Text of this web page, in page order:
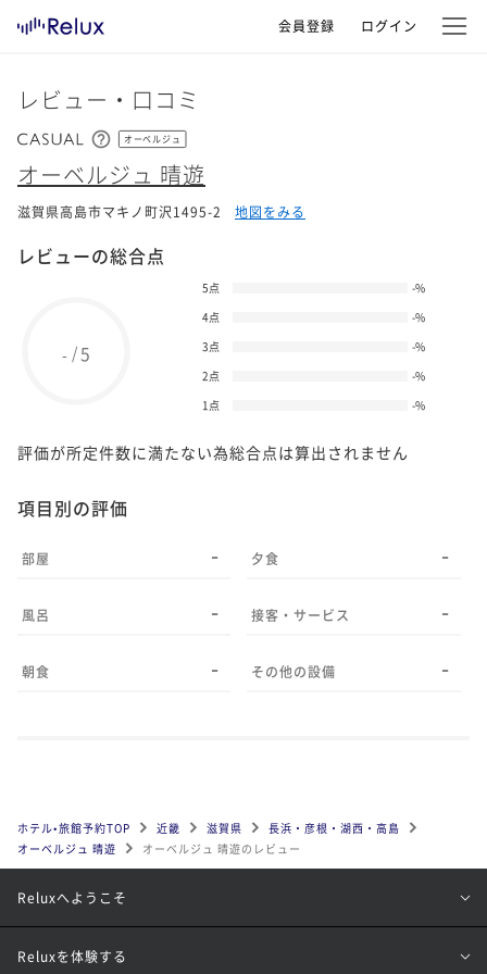
会員登録 ログイン
レビュー・口コミ
オーベルジュ
オーベルジュ 晴遊
滋賀県高島市マキノ町沢1495-2 地図をみる
レビューの総合点
- /5
5点 -%
4点
-%
3点
-%
2点
-%
1点
-%
評価が所定件数に満たない為総合点は算出されません
項目別の評価
部屋 -
風呂 -
朝食 -
夕食 -
接客・サービス -
その他の設備 -
ホテル•旅館予約TOP 近畿 滋賀県
長浜・彦根・湖西・高島
オーベルジュ 晴遊
オーベルジュ 晴遊のレビュー
Reluxへようこそ
Reluxを体験する